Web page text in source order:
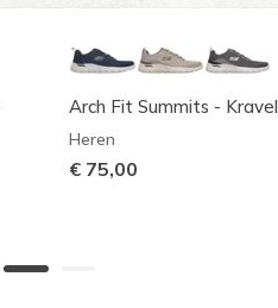
Arch Fit Summits - Kravel
Heren
€ 75,00